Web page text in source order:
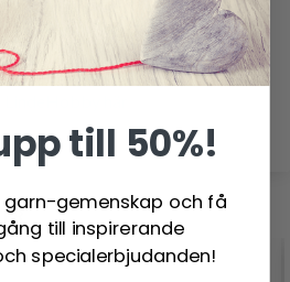
Pärlor här
till 50%!
garn-gemenskap och få
till inspirerande
specialerbjudanden!